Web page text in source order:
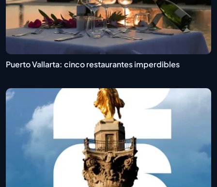
Puerto Vallarta: cinco restaurantes imperdibles